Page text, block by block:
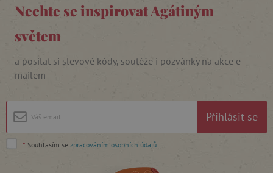
Nechte se inspirovat Agátiným
světem
a posílat si slevové kódy, soutěže i pozvánky na akce e-
mailem
Přihlásit se
* Souhlasím se zpracováním osobních údajů